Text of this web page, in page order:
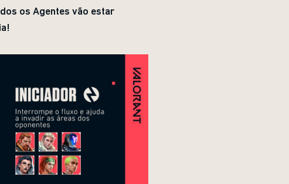
os Agentes vão estar